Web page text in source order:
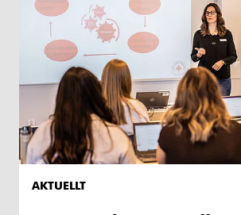
AKTUELLT